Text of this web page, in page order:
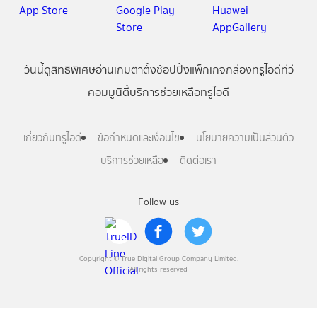
Follow us
Copyright © True Digital Group Company Limited.
All rights reserved
วันนี้ดูสิทธิพิเศษอ่านเกมตาตั้งช้อปปิ้งแพ็กเกจกล่องทรูไอดีทีวี
คอมมูนิตี้บริการช่วยเหลือทรูไอดี
เกี่ยวกับทรูไอดี ข้อกำหนดและเงื่อนไข
นโยบายความเป็นส่วนตัว
บริการช่วยเหลือ
ติดต่อเรา